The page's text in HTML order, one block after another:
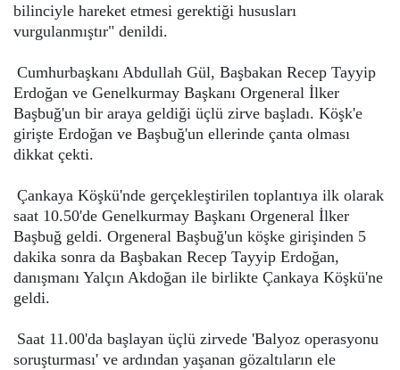
bilinciyle hareket etmesi gerektiği hususları
vurgulanmıştır" denildi.
Cumhurbaşkanı Abdullah Gül, Başbakan Recep Tayyip
Erdoğan ve Genelkurmay Başkanı Orgeneral İlker
Başbuğ'un bir araya geldiği üçlü zirve başladı. Köşk'e
girişte Erdoğan ve Başbuğ'un ellerinde çanta olması
dikkat çekti.
Çankaya Köşkü'nde gerçekleştirilen toplantıya ilk olarak
saat 10.50'de Genelkurmay Başkanı Orgeneral İlker
Başbuğ geldi. Orgeneral Başbuğ'un köşke girişinden 5
dakika sonra da Başbakan Recep Tayyip Erdoğan,
danışmanı Yalçın Akdoğan ile birlikte Çankaya Köşkü'ne
geldi.
Saat 11.00'da başlayan üçlü zirvede 'Balyoz operasyonu
soruşturması' ve ardından yaşanan gözaltıların ele